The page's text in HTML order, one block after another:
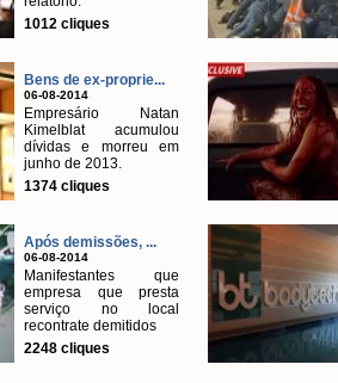
1012 cliques
Bens de ex-proprie...
06-08-2014
Empresário Natan
Kimelblat acumulou
dívidas e morreu em
junho de 2013.
1374 cliques
Após demissões, ...
06-08-2014
Manifestantes que
empresa que presta
serviço no local
recontrate demitidos
2248 cliques